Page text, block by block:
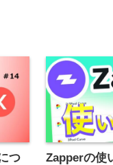
つ
Zapperの使